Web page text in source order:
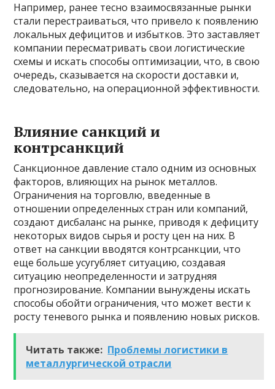
Например, ранее тесно взаимосвязанные рынки
стали перестраиваться, что привело к появлению
локальных дефицитов и избытков. Это заставляет
компании пересматривать свои логистические
схемы и искать способы оптимизации, что, в свою
очередь, сказывается на скорости доставки и,
следовательно, на операционной эффективности.
Влияние санкций и
контрсанкций
Санкционное давление стало одним из основных
факторов, влияющих на рынок металлов.
Ограничения на торговлю, введенные в
отношении определенных стран или компаний,
создают дисбаланс на рынке, приводя к дефициту
некоторых видов сырья и росту цен на них. В
ответ на санкции вводятся контрсанкции, что
еще больше усугубляет ситуацию, создавая
ситуацию неопределенности и затрудняя
прогнозирование. Компании вынуждены искать
способы обойти ограничения, что может вести к
росту теневого рынка и появлению новых рисков.
Читать также: Проблемы логистики в
металлургической отрасли